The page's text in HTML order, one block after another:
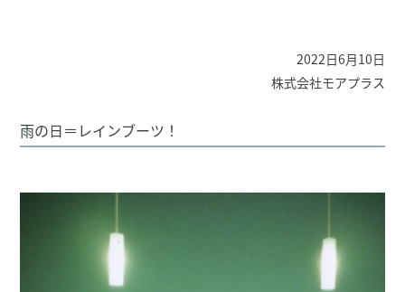
2022日6月10日
株式会社モアプラス
雨の日＝レインブーツ！